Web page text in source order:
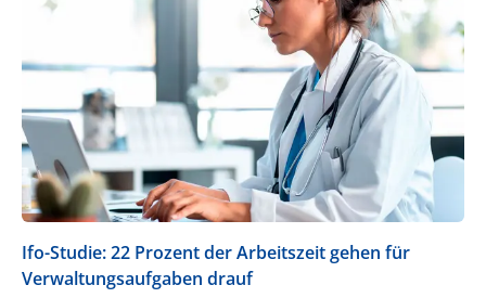
Ifo-Studie: 22 Prozent der Arbeitszeit gehen für
Verwaltungsaufgaben drauf